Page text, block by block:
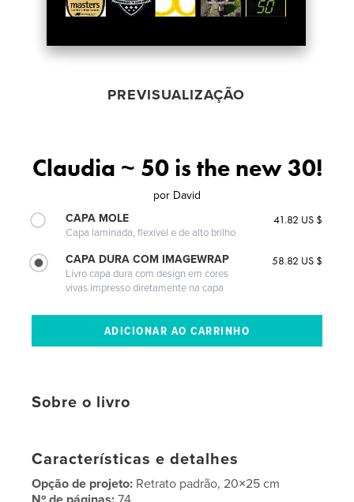
PREVISUALIZAÇÃO
Claudia ~ 50 is the new 30!
por David
CAPA MOLE
Capa laminada, flexível e de alto brilho
41.82 US $
CAPA DURA COM IMAGEWRAP
Livro capa dura com design em cores
vivas impresso diretamente na capa
58.82 US $
Sobre o livro
Características e detalhes
Opção de projeto: Retrato padrão, 20×25 cm